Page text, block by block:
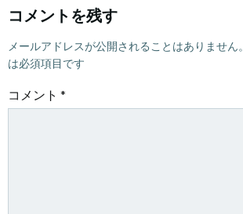
ビ
ゲ
ー
ゲ
コメントを残す
メールアドレスが公開されることはありません。
は必須項目です
コメント *